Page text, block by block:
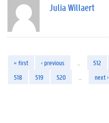
Julia Willaert
« first ‹ previous 512
518
519 520 next ›